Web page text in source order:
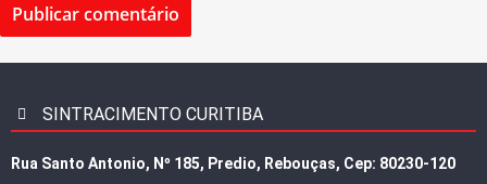
SINTRACIMENTO CURITIBA
Rua Santo Antonio, Nº 185, Predio, Rebouças, Cep: 80230-120